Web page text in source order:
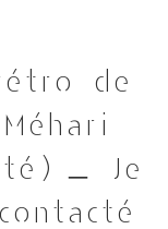
de
– Je